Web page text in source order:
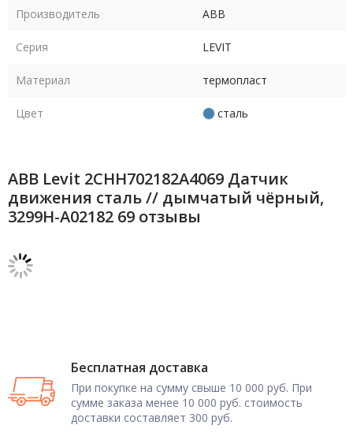
Производитель ABB
Серия LEVIT
Материал термопласт
Цвет сталь
ABB Levit 2CHH702182A4069 Датчик
движения сталь // дымчатый чёрный,
3299H-A02182 69 отзывы
Бесплатная доставка
При покупке на сумму свыше 10 000 руб. При
сумме заказа менее 10 000 руб. стоимость
доставки составляет 300 руб.